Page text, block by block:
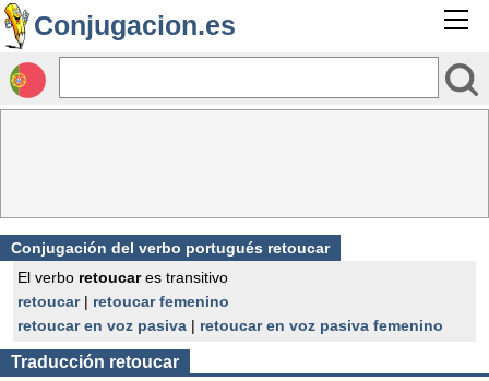
Conjugacion.es
Conjugación del verbo portugués retoucar
El verbo retoucares transitivo
retoucar| retoucar femenino
retoucar en voz pasiva | retoucar en voz pasiva femenino
Traducción retoucar